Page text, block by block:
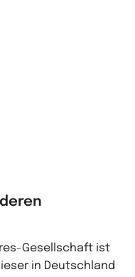
Gesellschaft ist
in Deutschland